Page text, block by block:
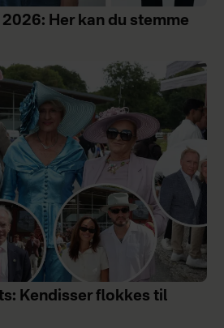
Her kan du stemme
Kendisser flokkes til